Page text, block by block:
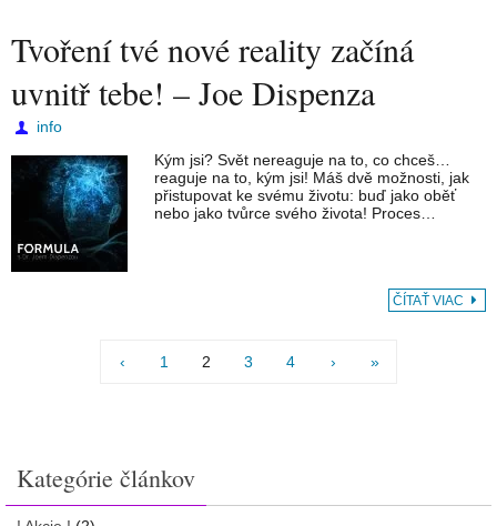
Tvoření tvé nové reality začíná
uvnitř tebe! – Joe Dispenza
info
Kým jsi? Svět nereaguje na to, co chceš…
reaguje na to, kým jsi! Máš dvě možnosti, jak
přistupovat ke svému životu: buď jako oběť
nebo jako tvůrce svého života! Proces…
ČÍTAŤ VIAC
‹ 1 2 3 4 › »
Kategórie článkov